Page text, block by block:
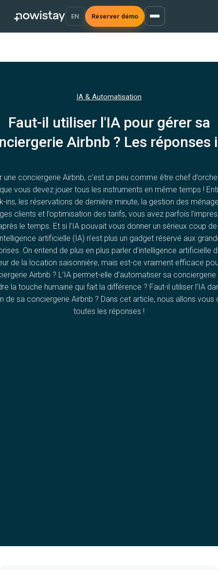
EN Réserver démo
IA & Automatisation
Faut-il utiliser l'IA pour gérer sa
Airbnb ? Les réponses
une conciergerie Airbnb, c’est un peu comme être chef
vous devez jouer tous les instruments en même temps !
ins, les réservations de dernière minute, la gestion des
clients et l’optimisation des tarifs, vous avez parfois
le temps. Et si l’IA pouvait vous donner un sérieux coup
artificielle (IA) n’est plus un gadget réservé aux
On entend de plus en plus parler d’intelligence artificielle
de la location saisonnière, mais est-ce vraiment efficace
Airbnb ? L’IA permet-elle d’automatiser sa conciergerie
la touche humaine qui fait la différence ? Faut-il utiliser l’IA
de sa conciergerie Airbnb ? Dans cet article, nous allons vous
toutes les réponses !